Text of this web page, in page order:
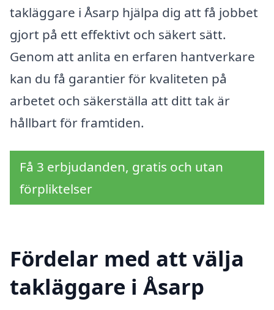
takläggare i Åsarp hjälpa dig att få jobbet
gjort på ett effektivt och säkert sätt.
Genom att anlita en erfaren hantverkare
kan du få garantier för kvaliteten på
arbetet och säkerställa att ditt tak är
hållbart för framtiden.
Få 3 erbjudanden, gratis och utan
förpliktelser
Fördelar med att välja
takläggare i Åsarp